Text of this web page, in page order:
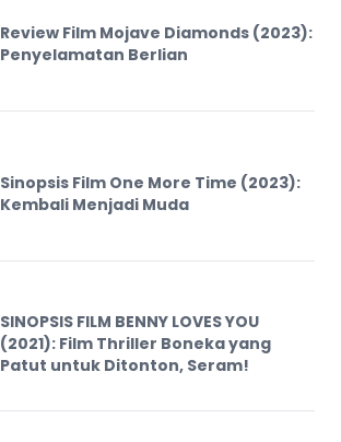
Review Film Mojave Diamonds (2023):
Penyelamatan Berlian
Sinopsis Film One More Time (2023):
Kembali Menjadi Muda
SINOPSIS FILM BENNY LOVES YOU
(2021): Film Thriller Boneka yang
Patut untuk Ditonton, Seram!